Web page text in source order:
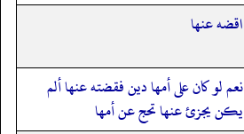
اقضه عنها
نعم لو كان على أمها دين فقضته عنها ألم
يكن يجزئ عنها تحج عن أمها